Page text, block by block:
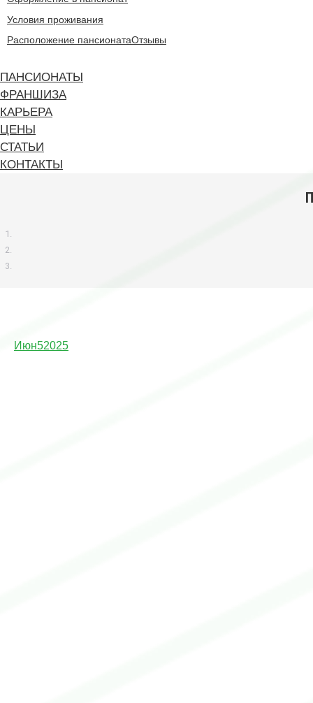
Условия проживания
Расположение пансионатаОтзывы
ПАНСИОНАТЫ
ФРАНШИЗА
КАРЬЕРА
ЦЕНЫ
СТАТЬИ
КОНТАКТЫ
Июн52025